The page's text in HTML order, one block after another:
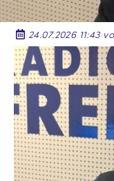
24.07.2026 11:43